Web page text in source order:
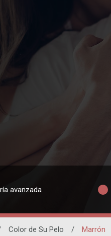
avanzada
Color de Su Pelo / Marrón